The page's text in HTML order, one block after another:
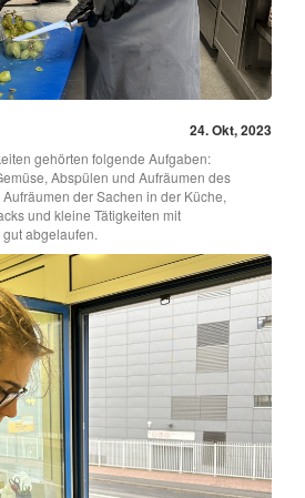
24. Okt, 2023
gehörten folgende Aufgaben:
Abspülen und Aufräumen des
der Sachen in der Küche,
und kleine Tätigkeiten mit
abgelaufen.